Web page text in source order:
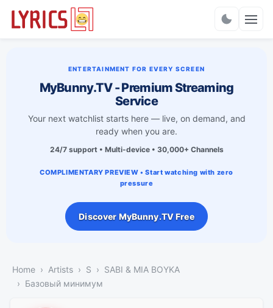
ENTERTAINMENT FOR EVERY SCREEN
MyBunny.TV - Premium Streaming
Service
Your next watchlist starts here — live, on demand, and
ready when you are.
24/7 support • Multi-device • 30,000+ Channels
COMPLIMENTARY PREVIEW • Start watching with zero
pressure
Discover MyBunny.TV Free
Home Artists S
SABI & MIA BOYKA
Базовый минимум